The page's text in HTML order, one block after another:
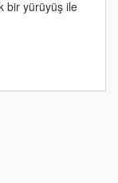
bir yürüyüş ile